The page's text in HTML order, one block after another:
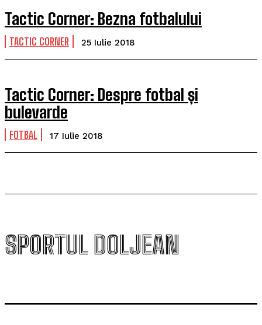
Tactic Corner: Bezna fotbalului
TACTIC CORNER 25 Iulie 2018
Tactic Corner: Despre fotbal și
bulevarde
FOTBAL 17 Iulie 2018
SPORTUL DOLJEAN